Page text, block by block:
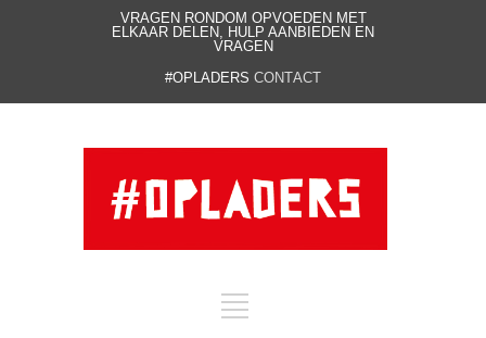
VRAGEN RONDOM OPVOEDEN MET
ELKAAR DELEN, HULP AANBIEDEN EN
VRAGEN
#OPLADERS CONTACT